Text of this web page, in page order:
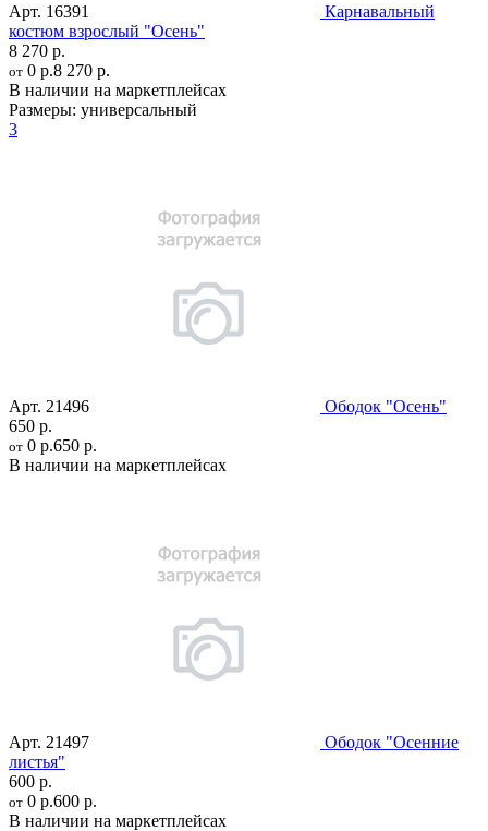
Арт. 16391
Карнавальный
костюм взрослый "Осень"
8 270 р.
от 0 р.8 270 р.
В наличии на маркетплейсах
Размеры: универсальный
3
Арт. 21496
Ободок "Осень"
650 р.
от 0 р.650 р.
В наличии на маркетплейсах
Арт. 21497
Ободок "Осенние
листья"
600 р.
от 0 р.600 р.
В наличии на маркетплейсах